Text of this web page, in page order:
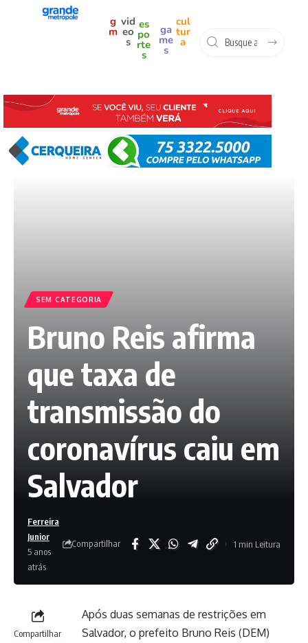
g
m
vid
eo
s
es
po
rte
s
ga
me
s
cul
tur
a
SEM CATEGORIA
Bruno Reis afirma
que taxa de
transmissão do
coronavírus caiu em
Salvador
Ferreira
Junior
5 anos
atrás
Compartilhar 1 min Leitura
Compartilhar
Após duas semanas de restrições em
Salvador, o prefeito Bruno Reis (DEM)